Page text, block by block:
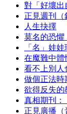
對「好壞出
正見週刊（
人生抉擇
莫名的恐懼
「名」娃
在魔難中體
看不上別人
做個正法時
欲得反失的
真相期刊：
正見廣播（